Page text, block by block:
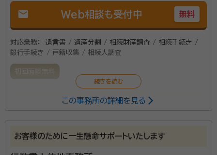
mail Web相談も受付中 無料
対応業務：
遺言書 / 遺産分割 / 相続財産調査 / 相続手続き /
銀行手続き / 戸籍収集 / 相続人調査
初回面談無料
この世の中で大切でかけがえのないお身内方々の相続
で、時代に即したセキュリティ技術の基、どうぞ安心して
この事務所の詳細を見る
お客様のために一生懸命サポートいたします